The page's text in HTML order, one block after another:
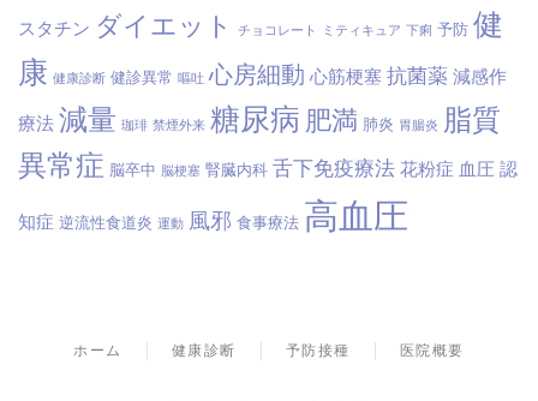
スタチン ダイエット チョコレート ミティキュア 下痢 予防 健
康 健康診断 健診異常 嘔吐 心房細動 心筋梗塞 抗菌薬 減感作
療法 減量 珈琲 禁煙外来 糖尿病 肥満 肺炎 胃腸炎 脂質
異常症 脳卒中 脳梗塞 腎臓内科 舌下免疫療法 花粉症 血圧 認
知症 逆流性食道炎 運動 風邪 食事療法 高血圧
ホーム 健康診断 予防接種 医院概要